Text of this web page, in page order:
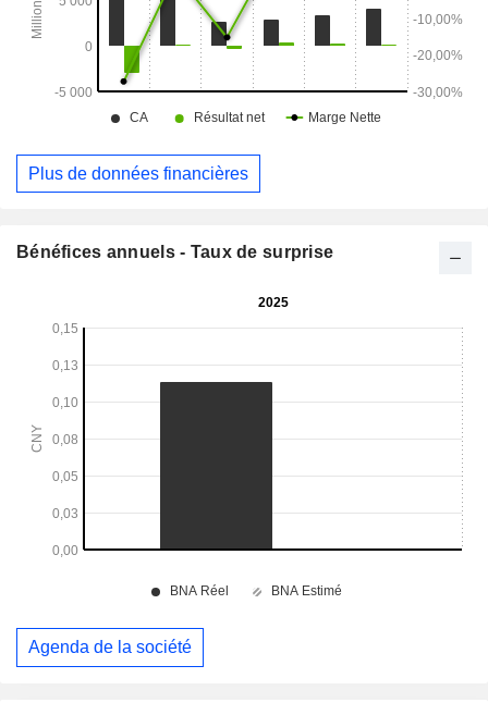
Plus de données financières
Bénéfices annuels - Taux de surprise
Agenda de la société